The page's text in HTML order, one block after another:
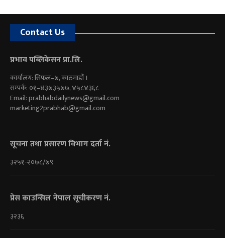
Contact Us
प्रभाव पब्लिकेसन प्रा.लि.
कार्यालय: सिफल–७, काठमाडौं ।
सम्पर्क: ०१–४३७३५७७, ४५८४३६८
Email:prabhabdailynews@gmail.com
marketing2prabhab@gmail.com
सूचना तथा प्रसारण विभाग दर्ता नं.
३२५१-२०७८/७९
प्रेस काउन्सिल नेपाल सूचीकरण नं.
३२३६